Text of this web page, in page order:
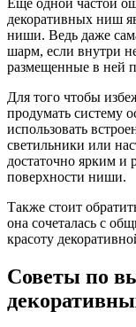
Еще одной частой
декоративных ниш
ниши. Ведь даже
шарм, если внутри
размещенные в ней
Для того чтобы
продумать систему
использовать
светильники или
достаточно ярким и
поверхности ниши.
Также стоит
она сочеталась с
красоту
Советы по